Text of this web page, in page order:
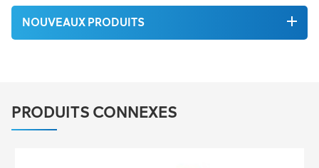
NOUVEAUX PRODUITS
PRODUITS CONNEXES